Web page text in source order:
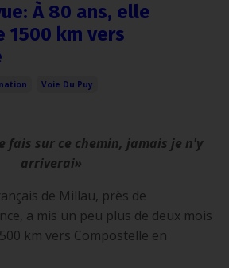
À 80 ans, elle
1500 km vers
Voie Du Puy
fais sur ce chemin, jamais je n'y
arriverai»
de Millau, près de
a mis un peu plus de deux mois
km vers Compostelle en